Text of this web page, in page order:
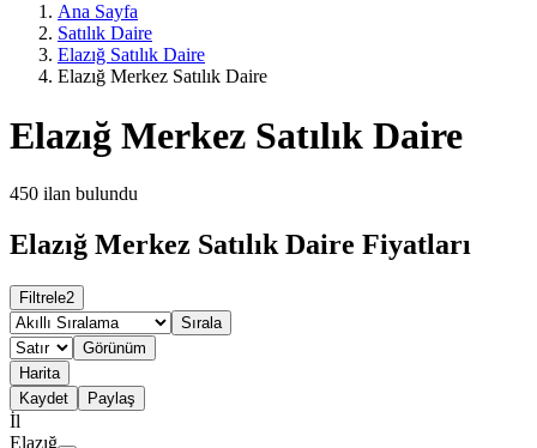
Ana Sayfa
Satılık Daire
Elazığ Satılık Daire
Elazığ Merkez Satılık Daire
Elazığ Merkez Satılık Daire
450 ilan bulundu
Elazığ Merkez Satılık Daire Fiyatları
Filtrele2
Sırala
Görünüm
Harita
Kaydet
Paylaş
İl
Elazığ